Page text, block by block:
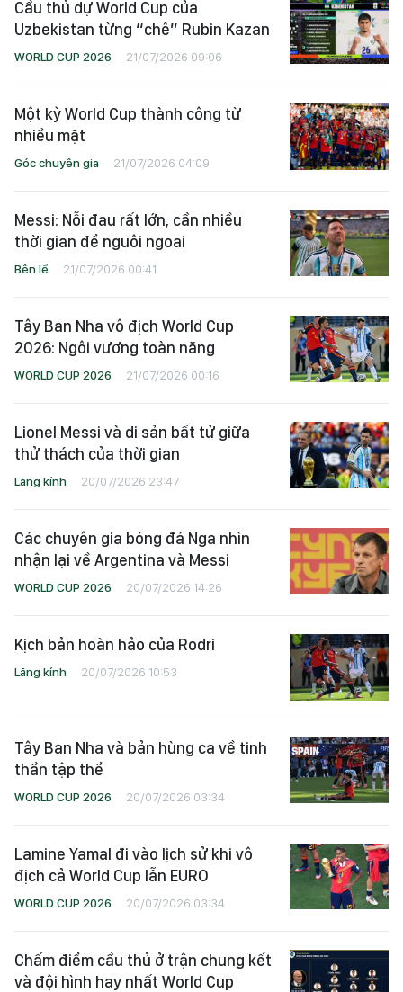
Cầu thủ dự World Cup của
Uzbekistan từng “chê” Rubin Kazan
WORLD CUP 2026 21/07/2026 09:06
Một kỳ World Cup thành công từ
nhiều mặt
Góc chuyên gia 21/07/2026 04:09
Messi: Nỗi đau rất lớn, cần nhiều
thời gian để nguôi ngoai
Bên lề 21/07/2026 00:41
Tây Ban Nha vô địch World Cup
2026: Ngôi vương toàn năng
WORLD CUP 2026 21/07/2026 00:16
Lionel Messi và di sản bất tử giữa
thử thách của thời gian
Lăng kính 20/07/2026 23:47
Các chuyên gia bóng đá Nga nhìn
nhận lại về Argentina và Messi
WORLD CUP 2026 20/07/2026 14:26
Kịch bản hoàn hảo của Rodri
Lăng kính 20/07/2026 10:53
Tây Ban Nha và bản hùng ca về tinh
thần tập thể
WORLD CUP 2026 20/07/2026 03:34
Lamine Yamal đi vào lịch sử khi vô
địch cả World Cup lẫn EURO
WORLD CUP 2026 20/07/2026 03:34
Chấm điểm cầu thủ ở trận chung kết
và đội hình hay nhất World Cup